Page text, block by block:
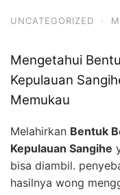
UNCATEGORIZED ·
Mengetahui
Kepulauan
Memukau
Melahirkan Bentuk
Kepulauan Sangihe
bisa diambil.
hasilnya wong